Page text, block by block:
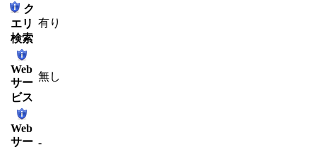
ク
エリ
検索
有り
Web
サー
ビス
無し
Web
サー -